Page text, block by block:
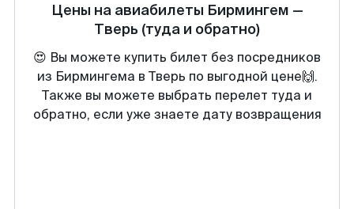
Цены на авиабилеты Бирмингем —
Тверь (туда и обратно)
😍 Вы можете купить билет без посредников
из Бирмингема в Тверь по выгодной цене🙌.
Также вы можете выбрать перелет туда и
обратно, если уже знаете дату возвращения